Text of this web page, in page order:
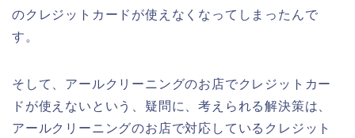
のクレジットカードが使えなくなってしまったんで
す。
そして、アールクリーニングのお店でクレジットカー
ドが使えないという、疑問に、考えられる解決策は、
アールクリーニングのお店で対応しているクレジット